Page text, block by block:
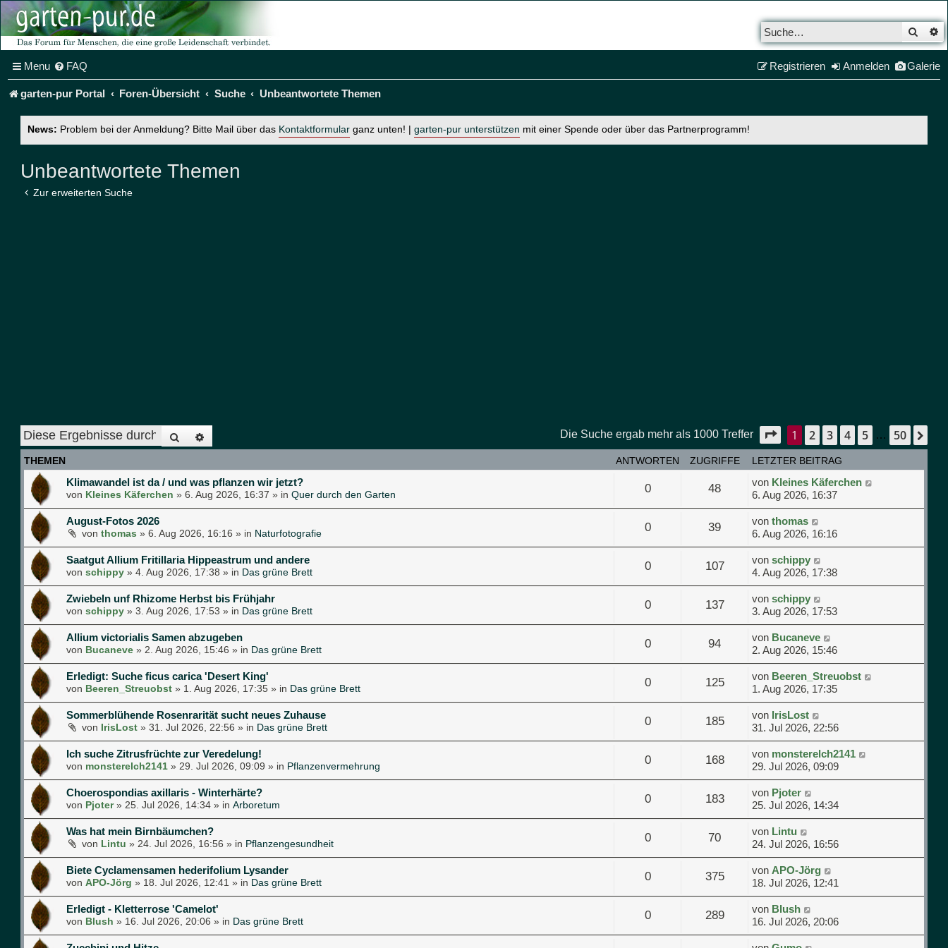
Menu FAQ Galerie
Anmelden
Registrieren
garten-pur Portal Foren-Übersicht Suche Unbeantwortete Themen
News: Problem bei der Anmeldung? Bitte Mail über das Kontaktformular ganz unten! | garten-pur unterstützen mit einer Spende oder über das Partnerprogramm!
Unbeantwortete Themen
Zur erweiterten Suche
Suche Die Suche ergab mehr als 1000 Treffer Seite 1von 50
1 2 3 4 5 … 50
THEMEN ANTWORTEN ZUGRIFFE LETZTER BEITRAG
Klimawandel ist da / und was pflanzen wir jetzt?
von Kleines Käferchen » 6. Aug 2026, 16:37 » in Quer durch den Garten 0 48 von Kleines Käferchen
6. Aug 2026, 16:37
August-Fotos 2026
von thomas » 6. Aug 2026, 16:16 » in Naturfotografie 0 39 von thomas
6. Aug 2026, 16:16
Saatgut Allium Fritillaria Hippeastrum und andere
von schippy » 4. Aug 2026, 17:38 » in Das grüne Brett 0 107 von schippy
4. Aug 2026, 17:38
Zwiebeln unf Rhizome Herbst bis Frühjahr
von schippy » 3. Aug 2026, 17:53 » in Das grüne Brett 0 137 von schippy
3. Aug 2026, 17:53
Allium victorialis Samen abzugeben
von Bucaneve » 2. Aug 2026, 15:46 » in Das grüne Brett 0 94 von Bucaneve
2. Aug 2026, 15:46
Erledigt: Suche ficus carica 'Desert King'
von Beeren_Streuobst » 1. Aug 2026, 17:35 » in Das grüne Brett 0 125 von Beeren_Streuobst
1. Aug 2026, 17:35
Sommerblühende Rosenrarität sucht neues Zuhause
von IrisLost » 31. Jul 2026, 22:56 » in Das grüne Brett 0 185 von IrisLost
31. Jul 2026, 22:56
Ich suche Zitrusfrüchte zur Veredelung!
von monsterelch2141 » 29. Jul 2026, 09:09 » in Pflanzenvermehrung 0 168 von monsterelch2141
29. Jul 2026, 09:09
Choerospondias axillaris - Winterhärte?
von Pjoter» 25. Jul 2026, 14:34 » in Arboretum 0 183 von Pjoter
25. Jul 2026, 14:34
Was hat mein Birnbäumchen?
von Lintu » 24. Jul 2026, 16:56 » in Pflanzengesundheit 0 70 von Lintu
24. Jul 2026, 16:56
Biete Cyclamensamen hederifolium Lysander
von APO-Jörg » 18. Jul 2026, 12:41 » in Das grüne Brett 0 375 von APO-Jörg
18. Jul 2026, 12:41
Erledigt - Kletterrose 'Camelot'
von Blush » 16. Jul 2026, 20:06 » in Das grüne Brett 0 289 von Blush
16. Jul 2026, 20:06